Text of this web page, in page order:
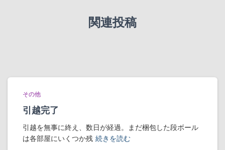
関連投稿
その他
引越完了
引越を無事に終え、数日が経過。まだ梱包した段ボール
は各部屋にいくつか残 続きを読む